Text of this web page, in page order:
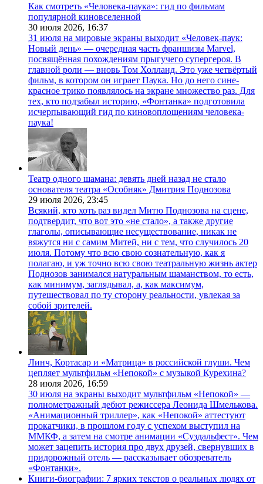
Как смотреть «Человека-паука»: гид по фильмам
популярной киновселенной
30 июля 2026, 16:37
31 июля на мировые экраны выходит «Человек-паук:
Новый день» — очередная часть франшизы Marvel,
посвящённая похождениям прыгучего супергероя. В
главной роли — вновь Том Холланд. Это уже четвёртый
фильм, в котором он играет Паука. Но до него сине-
красное трико появлялось на экране множество раз. Для
тех, кто подзабыл историю, «Фонтанка» подготовила
исчерпывающий гид по киновоплощениям человека-
паука!
Театр одного шамана: девять дней назад не стало
основателя театра «Особняк» Дмитрия Поднозова
29 июля 2026, 23:45
Всякий, кто хоть раз видел Митю Поднозова на сцене,
подтвердит, что вот это «не стало», а также другие
глаголы, описывающие несуществование, никак не
вяжутся ни с самим Митей, ни с тем, что случилось 20
июля. Потому что всю свою сознательную, как я
полагаю, и уж точно всю свою театральную жизнь актер
Поднозов занимался натуральным шаманством, то есть,
как минимум, заглядывал, а, как максимум,
путешествовал по ту сторону реальности, увлекая за
собой зрителей.
Линч, Кортасар и «Матрица» в российской глуши. Чем
цепляет мультфильм «Непокой» с музыкой Курехина?
28 июля 2026, 16:59
30 июля на экраны выходит мультфильм «Непокой» —
полнометражный дебют режиссера Леонида Шмелькова.
«Анимационный триллер», как «Непокой» аттестуют
прокатчики, в прошлом году с успехом выступил на
ММКФ, а затем на смотре анимации «Суздальфест». Чем
может зацепить история про двух друзей, свернувших в
придорожный отель — рассказывает обозреватель
«Фонтанки».
Книги-биографии: 7 ярких текстов о реальных людях от